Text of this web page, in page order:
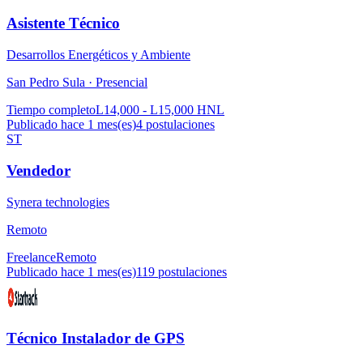
Asistente Técnico
Desarrollos Energéticos y Ambiente
San Pedro Sula · Presencial
Tiempo completoL14,000 - L15,000 HNL
Publicado hace 1 mes(es)4 postulaciones
ST
Vendedor
Synera technologies
Remoto
FreelanceRemoto
Publicado hace 1 mes(es)119 postulaciones
Técnico Instalador de GPS